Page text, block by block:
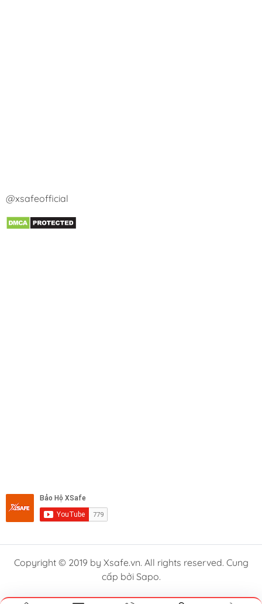
@xsafeofficial
Copyright © 2019 by Xsafe.vn. All rights reserved. Cung
cấp bởi Sapo.